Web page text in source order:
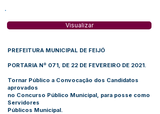
Visualizar
PREFEITURA MUNICIPAL DE FEIJÓ
PORTARIA Nº 071, DE 22 DE FEVEREIRO DE 2021.
Tornar Público a Convocação dos Candidatos
aprovados
no Concurso Público Municipal, para posse como
Servidores
Públicos Municipal.